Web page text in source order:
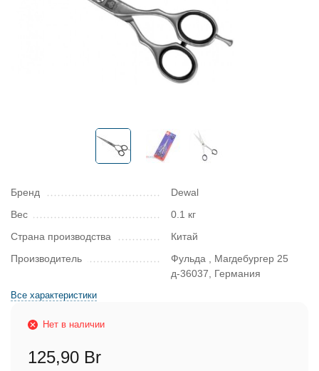
Бренд
Dewal
Вес
0.1 кг
Страна производства
Китай
Производитель
Фульда , Магдебургер 25
д-36037, Германия
Все характеристики
Нет в наличии
125,90 Br